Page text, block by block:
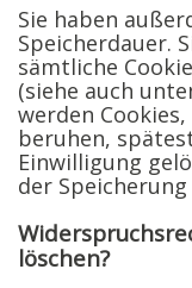
Sie haben
Speicherdauer.
sämtliche
(siehe auch
werden
beruhen,
Einwilligung
der
löschen?